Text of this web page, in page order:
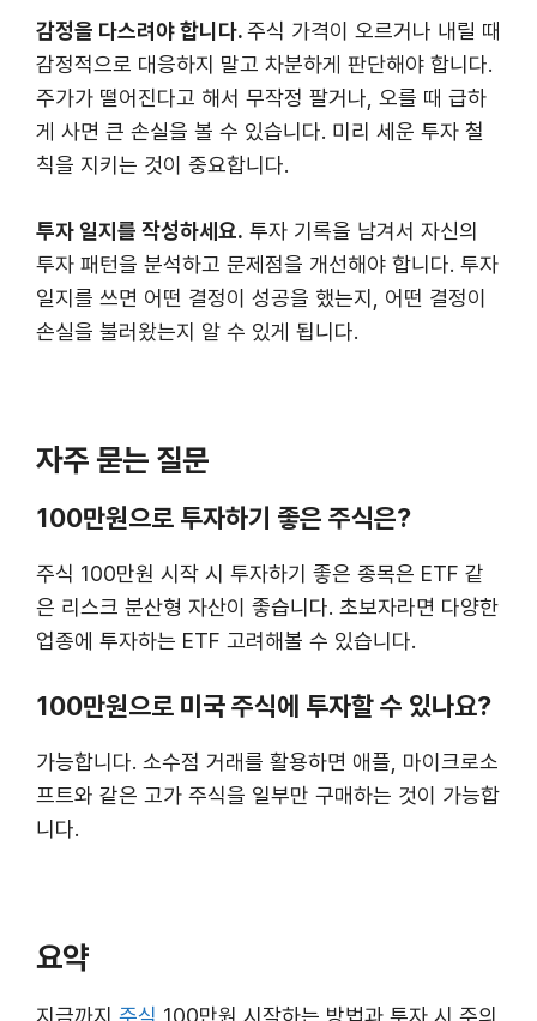
감정을 다스려야 합니다.주식 가격이 오르거나 내릴 때
감정적으로 대응하지 말고 차분하게 판단해야 합니다.
주가가 떨어진다고 해서 무작정 팔거나, 오를 때 급하
게 사면 큰 손실을 볼 수 있습니다. 미리 세운 투자 철
칙을 지키는 것이 중요합니다.
투자 일지를 작성하세요. 투자 기록을 남겨서 자신의
투자 패턴을 분석하고 문제점을 개선해야 합니다. 투자
일지를 쓰면 어떤 결정이 성공을 했는지, 어떤 결정이
손실을 불러왔는지 알 수 있게 됩니다.
자주 묻는 질문
100만원으로 투자하기 좋은 주식은?
주식 100만원 시작 시 투자하기 좋은 종목은 ETF 같
은 리스크 분산형 자산이 좋습니다. 초보자라면 다양한
업종에 투자하는 ETF 고려해볼 수 있습니다.
100만원으로 미국 주식에 투자할 수 있나요?
가능합니다. 소수점 거래를 활용하면 애플, 마이크로소
프트와 같은 고가 주식을 일부만 구매하는 것이 가능합
니다.
요약
지금까지 주식 100만원 시작하는 방법과 투자 시 주의